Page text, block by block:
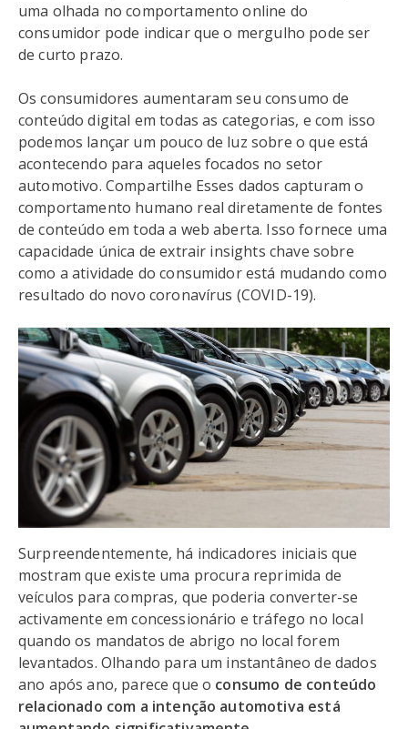
uma olhada no comportamento online do
consumidor pode indicar que o mergulho pode ser
de curto prazo.
Os consumidores aumentaram seu consumo de
conteúdo digital em todas as categorias, e com isso
podemos lançar um pouco de luz sobre o que está
acontecendo para aqueles focados no setor
automotivo. Compartilhe Esses dados capturam o
comportamento humano real diretamente de fontes
de conteúdo em toda a web aberta. Isso fornece uma
capacidade única de extrair insights chave sobre
como a atividade do consumidor está mudando como
resultado do novo coronavírus (COVID-19).
Surpreendentemente, há indicadores iniciais que
mostram que existe uma procura reprimida de
veículos para compras, que poderia converter-se
activamente em concessionário e tráfego no local
quando os mandatos de abrigo no local forem
levantados. Olhando para um instantâneo de dados
ano após ano, parece que o consumo de conteúdo
relacionado com a intenção automotiva está